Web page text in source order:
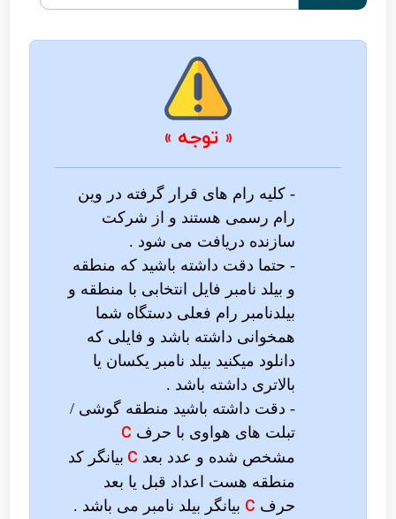
« توجه »
- کلیه رام های قرار گرفته در وین
رام رسمی هستند و از شرکت
سازنده دریافت می شود .
- حتما دقت داشته باشید که منطقه
و بیلد نامبر فایل انتخابی با منطقه و
بیلدنامبر رام فعلی دستگاه شما
همخوانی داشته باشد و فایلی که
دانلود میکنید بیلد نامبر یکسان یا
بالاتری داشته باشد .
- دقت داشته باشید منطقه گوشی /
تبلت های هواوی با حرف C
مشخص شده و عدد بعد C بیانگر کد
منطقه هست اعداد قبل یا بعد
حرف C بیانگر بیلد نامبر می باشد .